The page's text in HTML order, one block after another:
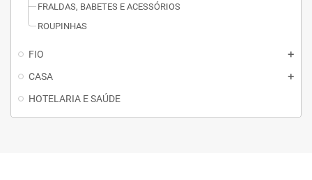
FRALDAS, BABETES E ACESSÓRIOS
ROUPINHAS
FIO
CASA
HOTELARIA E SAÚDE